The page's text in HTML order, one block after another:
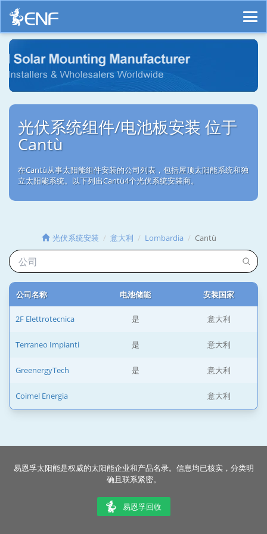
光伏系统组件/电池板安装 位于
Cantù
在Cantù从事太阳能组件安装的公司列表，包括屋顶太阳能系统和独
立太阳能系统。以下列出Cantù4个光伏系统安装商。
光伏系统安装 意大利 Lombardia Cantù
公司名称 电池储能 安装国家
2F Elettrotecnica 是 意大利
Terraneo Impianti 是 意大利
GreenergyTech 是 意大利
Coimel Energia 意大利
易恩孚太阳能是权威的太阳能企业和产品名录。信息均已核实，分类明
确且联系紧密。
易恩孚回收